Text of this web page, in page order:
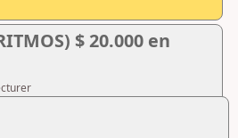
$ 20.000 en